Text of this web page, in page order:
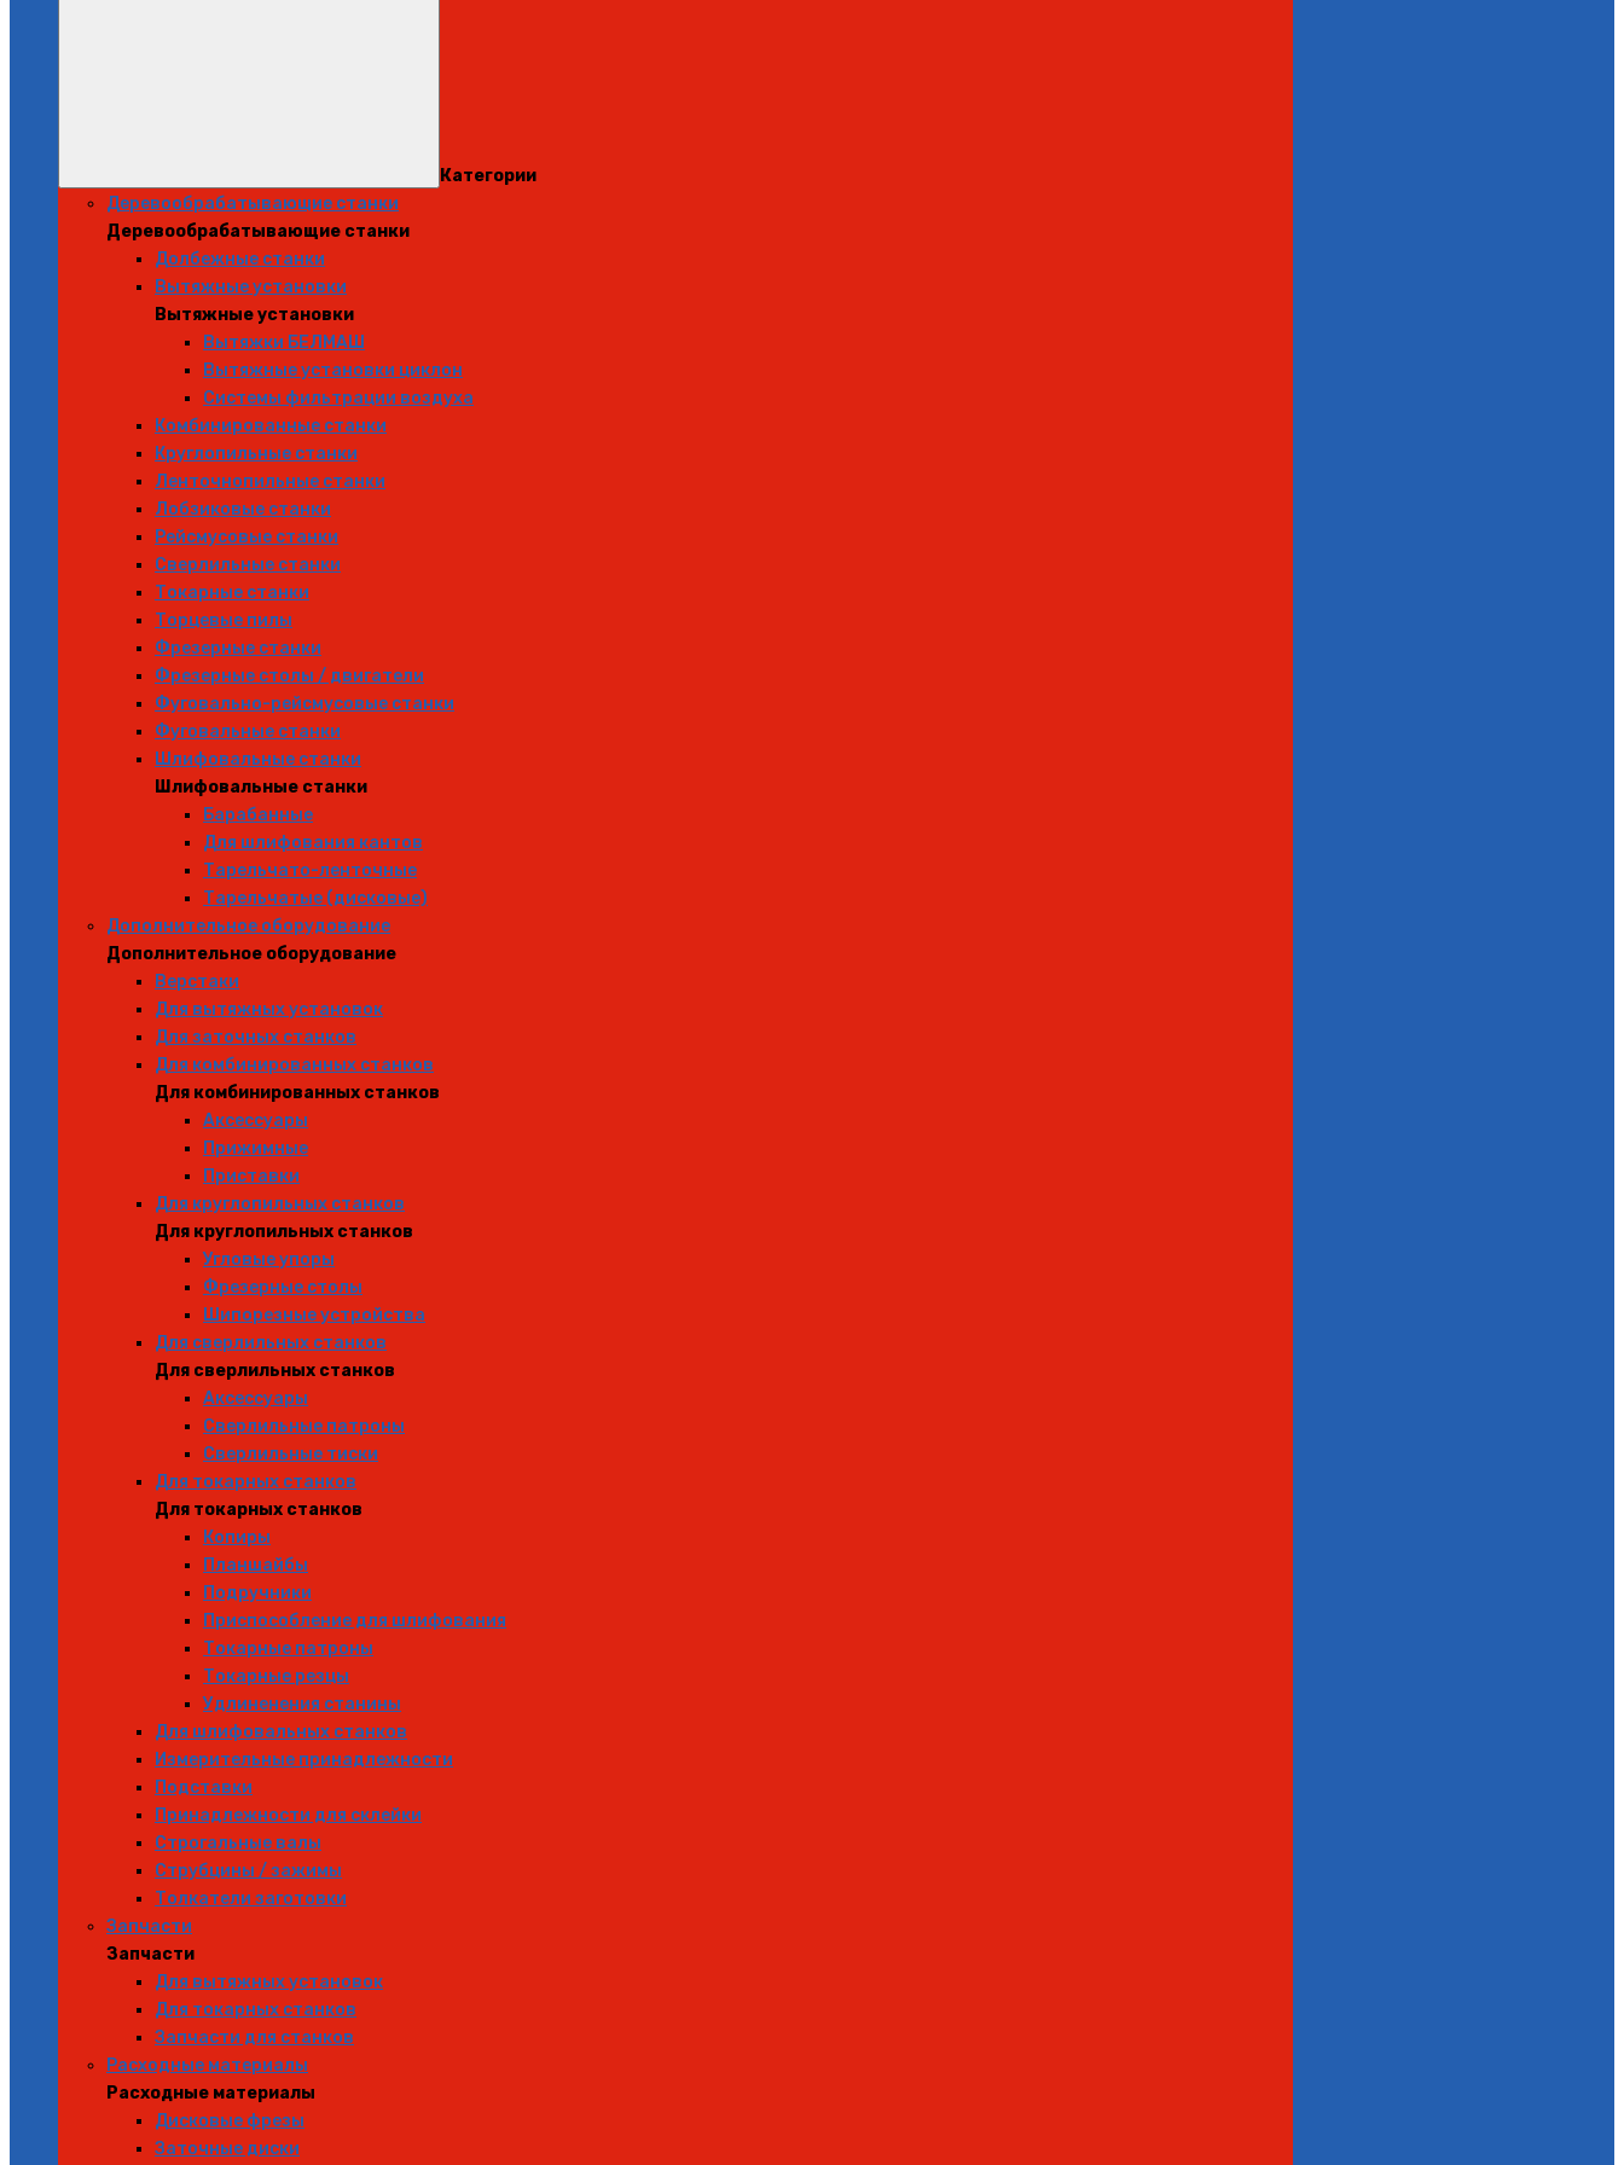
Категории
Деревообрабатывающие станки
Деревообрабатывающие станки
Долбежные станки
Вытяжные установки
Вытяжные установки
Вытяжки БЕЛМАШ
Вытяжные установки циклон
Системы фильтрации воздуха
Комбинированные станки
Круглопильные станки
Ленточнопильные станки
Лобзиковые станки
Рейсмусовые станки
Сверлильные станки
Токарные станки
Торцевые пилы
Фрезерные станки
Фрезерные столы / двигатели
Фуговально-рейсмусовые станки
Фуговальные станки
Шлифовальные станки
Шлифовальные станки
Барабанные
Для шлифования кантов
Тарельчато-ленточные
Тарельчатые (дисковые)
Дополнительное оборудование
Дополнительное оборудование
Верстаки
Для вытяжных установок
Для заточных станков
Для комбинированных станков
Для комбинированных станков
Аксессуары
Прижимные
Приставки
Для круглопильных станков
Для круглопильных станков
Угловые упоры
Фрезерные столы
Шипорезные устройства
Для сверлильных станков
Для сверлильных станков
Аксессуары
Сверлильные патроны
Сверлильные тиски
Для токарных станков
Для токарных станков
Копиры
Планшайбы
Подручники
Приспособление для шлифования
Токарные патроны
Токарные резцы
Удлиненения станины
Для шлифовальных станков
Измерительные принадлежности
Подставки
Принадлежности для склейки
Строгальные валы
Струбцины / зажимы
Толкатели заготовки
Запчасти
Запчасти
Для вытяжных установок
Для токарных станков
Запчасти для станков
Расходные материалы
Расходные материалы
Дисковые фрезы
Заточные диски